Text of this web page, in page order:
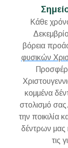
Κάθε
βόρεια
φυσικών
κομμένα
στολισμό
την ποικιλία
δέντρων μας
τις